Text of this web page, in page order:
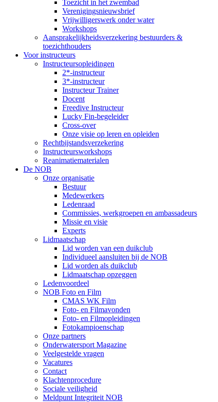
Toezicht in het zwembad
Verenigingsnieuwsbrief
Vrijwilligerswerk onder water
Workshops
Aansprakelijkheidsverzekering bestuurders &
toezichthouders
Voor instructeurs
Instructeursopleidingen
2*-instructeur
3*-instructeur
Instructeur Trainer
Docent
Freedive Instructeur
Lucky Fin-begeleider
Cross-over
Onze visie op leren en opleiden
Rechtbijstandsverzekering
Instructeursworkshops
Reanimatiematerialen
De NOB
Onze organisatie
Bestuur
Medewerkers
Ledenraad
Commissies, werkgroepen en ambassadeurs
Missie en visie
Experts
Lidmaatschap
Lid worden van een duikclub
Individueel aansluiten bij de NOB
Lid worden als duikclub
Lidmaatschap opzeggen
Ledenvoordeel
NOB Foto en Film
CMAS WK Film
Foto- en Filmavonden
Foto- en Filmopleidingen
Fotokampioenschap
Onze partners
Onderwatersport Magazine
Veelgestelde vragen
Vacatures
Contact
Klachtenprocedure
Sociale veiligheid
Meldpunt Integriteit NOB